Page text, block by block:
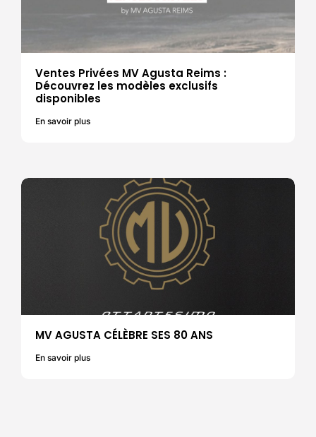
Ventes Privées MV Agusta Reims :
Découvrez les modèles exclusifs
disponibles
En savoir plus
MV AGUSTA CÉLÈBRE SES 80 ANS
En savoir plus